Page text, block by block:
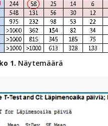
1. Näytemäärä